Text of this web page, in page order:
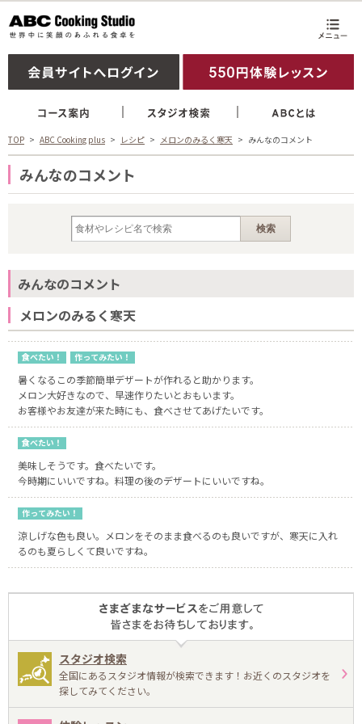
TOP ABC Cooking plus レシピ メロンのみるく寒天 みんなのコメント
みんなのコメント
みんなのコメント
メロンのみるく寒天
食べたい！ 作ってみたい！
暑くなるこの季節簡単デザートが作れると助かります。
メロン大好きなので、早速作りたいとおもいます。
お客様やお友達が来た時にも、食べさせてあげたいです。
食べたい！
美味しそうです。食べたいです。
今時期にいいですね。料理の後のデザートにいいですね。
作ってみたい！
涼しげな色も良い。メロンをそのまま食べるのも良いですが、寒天に入れ
るのも夏らしくて良いですね。
スタジオ検索
全国にあるスタジオ情報が検索できます！お近くのスタジオを
探してみてください。